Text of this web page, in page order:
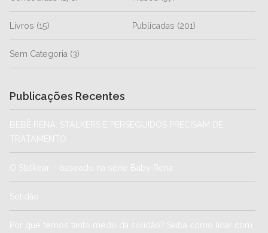
Livros (15) Publicadas (201)
Sem Categoria (3)
Publicações Recentes
BEBÊ RENA: STALKERS E PERSEGUIDOS PRECISAM DE
TRATAMENTO
O Stalkear – baseado na série Baby Rena
Solidão
Por que temos tanto medo da solidão? Saiba como lidar com